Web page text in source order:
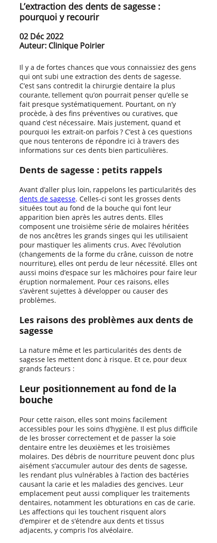
L’extraction des dents de sagesse :
pourquoi y recourir
02 Déc 2022
Auteur: Clinique Poirier
Il y a de fortes chances que vous connaissiez des gens
qui ont subi une extraction des dents de sagesse.
C’est sans contredit la chirurgie dentaire la plus
courante, tellement qu’on pourrait penser qu’elle se
fait presque systématiquement. Pourtant, on n’y
procède, à des fins préventives ou curatives, que
quand c’est nécessaire. Mais justement, quand et
pourquoi les extrait-on parfois ? C’est à ces questions
que nous tenterons de répondre ici à travers des
informations sur ces dents bien particulières.
Dents de sagesse : petits rappels
Avant d’aller plus loin, rappelons les particularités des
dents de sagesse. Celles-ci sont les grosses dents
situées tout au fond de la bouche qui font leur
apparition bien après les autres dents. Elles
composent une troisième série de molaires héritées
de nos ancêtres les grands singes qui les utilisaient
pour mastiquer les aliments crus. Avec l’évolution
(changements de la forme du crâne, cuisson de notre
nourriture), elles ont perdu de leur nécessité. Elles ont
aussi moins d’espace sur les mâchoires pour faire leur
éruption normalement. Pour ces raisons, elles
s’avèrent sujettes à développer ou causer des
problèmes.
Les raisons des problèmes aux dents de
sagesse
La nature même et les particularités des dents de
sagesse les mettent donc à risque. Et ce, pour deux
grands facteurs :
Leur positionnement au fond de la
bouche
Pour cette raison, elles sont moins facilement
accessibles pour les soins d’hygiène. Il est plus difficile
de les brosser correctement et de passer la soie
dentaire entre les deuxièmes et les troisièmes
molaires. Des débris de nourriture peuvent donc plus
aisément s’accumuler autour des dents de sagesse,
les rendant plus vulnérables à l’action des bactéries
causant la carie et les maladies des gencives. Leur
emplacement peut aussi compliquer les traitements
dentaires, notamment les obturations en cas de carie.
Les affections qui les touchent risquent alors
d’empirer et de s’étendre aux dents et tissus
adjacents, y compris l’os alvéolaire.